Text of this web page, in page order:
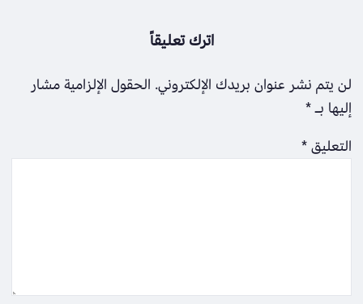
اترك تعليقاً
لن يتم نشر عنوان بريدك الإلكتروني. الحقول الإلزامية مشار
إليها بـ*
التعليق*